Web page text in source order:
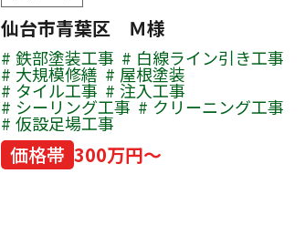
仙台市青葉区 Ｍ様
鉄部塗装工事 白線ライン引き工事
大規模修繕 屋根塗装
タイル工事 注入工事
シーリング工事 クリーニング工事
仮設足場工事
価格帯 300万円～